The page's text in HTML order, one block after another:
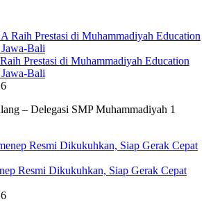
Prestasi di Muhammadiyah Education
Bali
– Delegasi SMP Muhammadiyah 1
Resmi Dikukuhkan, Siap Gerak Cepat